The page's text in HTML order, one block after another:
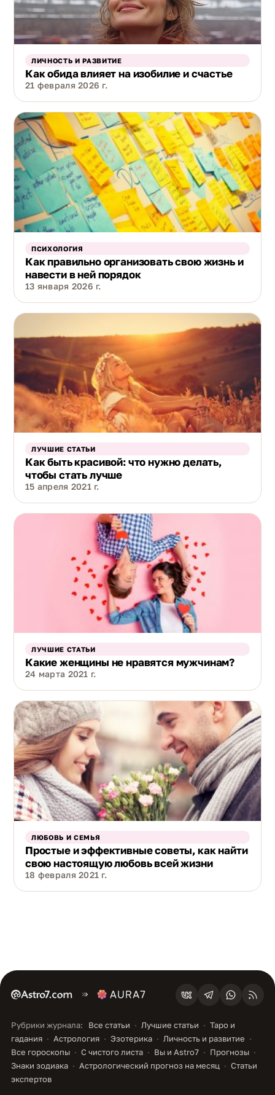
ЛИЧНОСТЬ И РАЗВИТИЕ
Как обида влияет на изобилие и счастье
21 февраля 2026 г.
ПСИХОЛОГИЯ
Как правильно организовать свою жизнь и
навести в ней порядок
13 января 2026 г.
ЛУЧШИЕ СТАТЬИ
Как быть красивой: что нужно делать,
чтобы стать лучше
15 апреля 2021 г.
ЛУЧШИЕ СТАТЬИ
Какие женщины не нравятся мужчинам?
24 марта 2021 г.
ЛЮБОВЬ И СЕМЬЯ
Простые и эффективные советы, как найти
свою настоящую любовь всей жизни
18 февраля 2021 г.
Рубрики журнала: Все статьи Лучшие статьи
Таро и
гадания
Астрология Эзотерика
Личность и развитие
Все гороскопы
С чистого листа Вы и Astro7
Прогнозы
Знаки зодиака
Астрологический прогноз на месяц
Статьи
экспертов